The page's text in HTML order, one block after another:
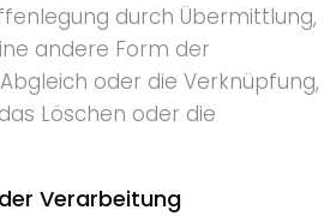
durch Übermittlung,
andere Form der
oder die Verknüpfung,
Löschen oder die
Verarbeitung